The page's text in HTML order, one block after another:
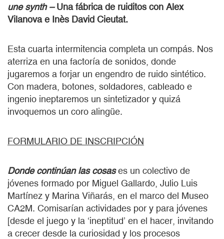
une synth –Una fábrica de ruiditos con Alex
Vilanova e Inès David Cieutat.
Esta cuarta intermitencia completa un compás. Nos
aterriza en una factoría de sonidos, donde
jugaremos a forjar un engendro de ruido sintético.
Con madera, botones, soldadores, cableado e
ingenio ineptaremos un sintetizador y quizá
invoquemos un coro alingüe.
FORMULARIO DE INSCRIPCIÓN
Donde continúan las cosases un colectivo de
jóvenes formado por Miguel Gallardo, Julio Luis
Martínez y Marina Viñarás, en el marco del Museo
CA2M. Comisarían actividades por y para jóvenes
[desde el juego y la ‘ineptitud’ en el hacer, invitando
a crecer desde la curiosidad y los procesos